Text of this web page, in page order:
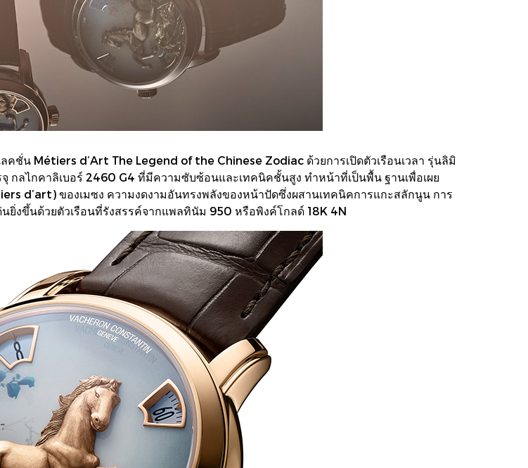
ชั่น Métiers d’Art The Legend of the Chinese Zodiac ด้วยการเปิดตัวเรือนเวลา รุ่นลิมิ
กลไกคาลิเบอร์ 2460 G4 ที่มีความซับซ้อนและเทคนิคชั้นสูง ทำหน้าที่เป็นพื้น ฐานเพื่อเผย
d’art) ของเมซง ความงดงามอันทรงพลังของหน้าปัดซึ่งผสานเทคนิคการแกะสลักนูน การ
ยิ่งขึ้นด้วยตัวเรือนที่รังสรรค์จากแพลทินัม 950 หรือพิงค์โกลด์ 18K 4N